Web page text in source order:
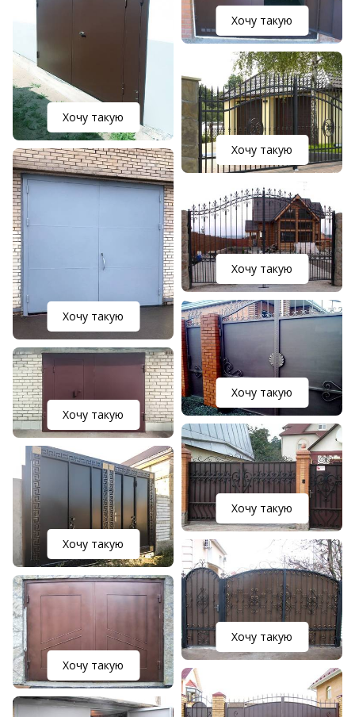
Хочу такую
Хочу такую
Хочу такую
Хочу такую
Хочу такую
Хочу такую
Хочу такую
Хочу такую
Хочу такую
Хочу такую
Хочу такую